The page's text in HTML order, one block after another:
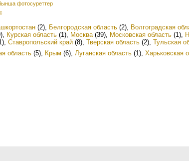
фотосуреттер
(2), Белгородская область (2), Волгоградская
, Курская область (1), Москва(39), Московская область (1),
, Ставропольский край (8), Тверская область (2), Тульская
область (5), Крым (6), Луганская область (1), Харьковская